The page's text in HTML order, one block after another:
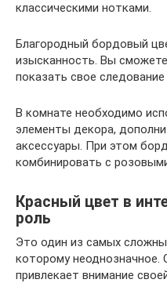
классическими нотками.
Благородный бордовый
изысканность. Вы
показать свое
В комнате необходимо
элементы декора,
аксессуары. При этом
комбинировать с
Красный цвет в
роль
Это один из самых
которому неоднозначное.
привлекает внимание